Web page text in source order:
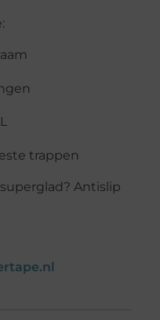
trappen